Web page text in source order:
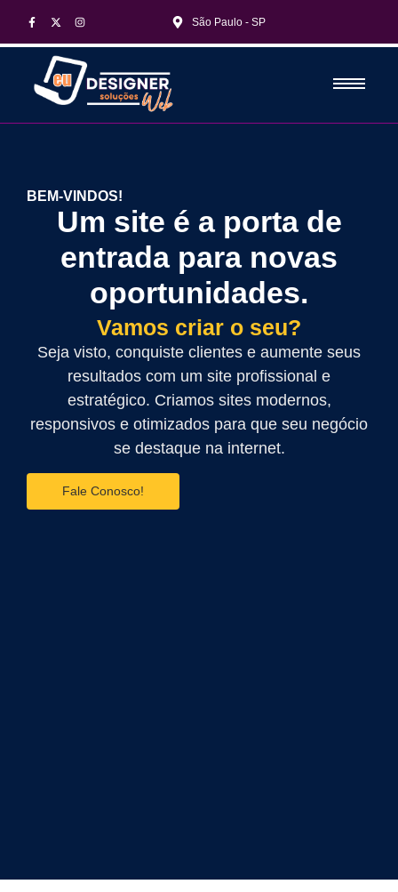
São Paulo - SP
BEM-VINDOS!
Um site é a porta de
entrada para novas
oportunidades.
Vamos criar o seu?
Seja visto, conquiste clientes e aumente seus
resultados com um site profissional e
estratégico. Criamos sites modernos,
responsivos e otimizados para que seu negócio
se destaque na internet.
Fale Conosco!